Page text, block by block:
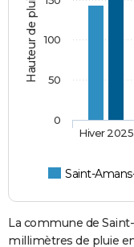
Saint-
Hiver 2025
0
50
100
La commune de
millimètres de pluie